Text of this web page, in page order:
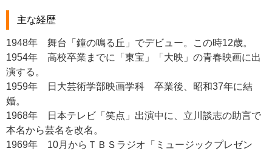
主な経歴
1948年 舞台「鐘の鳴る丘」でデビュー。この時12歳。
1954年 高校卒業までに「東宝」「大映」の青春映画に出
演する。
1959年 日大芸術学部映画学科 卒業後、昭和37年に結
婚。
1968年 日本テレビ「笑点」出演中に、立川談志の助言で
本名から芸名を改名。
1969年 10月からＴＢＳラジオ「ミュージックプレゼン